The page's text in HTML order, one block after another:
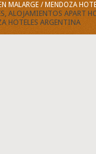
MALARGE / MENDOZA
ALOJAMIENTOS APART
HOTELES ARGENTINA